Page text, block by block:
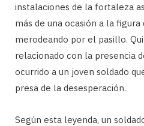
instalaciones de la fortaleza
más de una ocasión a la
merodeando por el pasillo.
relacionado con la presencia
ocurrido a un joven soldado
presa de la desesperación.
Según esta leyenda, un